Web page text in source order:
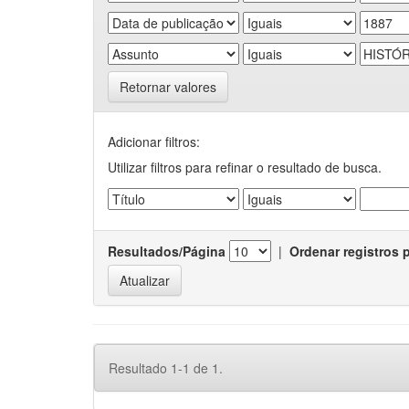
Retornar valores
Adicionar filtros:
Utilizar filtros para refinar o resultado de busca.
Resultados/Página | Ordenar registros
Resultado 1-1 de 1.